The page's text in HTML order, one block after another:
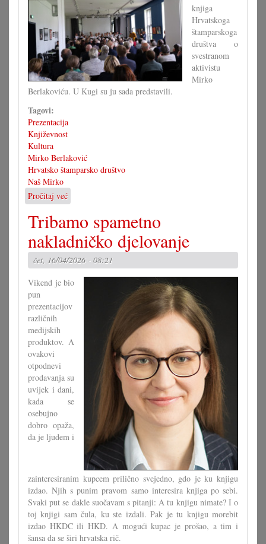
knjiga
Hrvatskoga
štamparskoga
društva o
svestranom
aktivistu
Mirko
Berlakoviću. U Kugi su ju sada predstavili.
Tagovi:
Prezentacija
Književnost
Kultura
Mirko Berlaković
Hrvatsko štamparsko društvo
Naš Mirko
Pročitaj već
Prezentiran
„Naš
Mirko”
Tribamo spametno
nakladničko djelovanje
čet, 16/04/2026 - 08:21
Vikend je bio
pun
prezentacijov
različnih
medijskih
produktov. A
ovakovi
otpodnevi
prodavanja su
uvijek i dani,
kada se
osebujno
dobro opaža,
da je ljudem i
zainteresiranim kupcem prilično svejedno, gdo je ku knjigu
izdao. Njih s punim pravom samo interesira knjiga po sebi.
Svaki put se dakle suočavam s pitanji: A tu knjigu nimate? I o
toj knjigi sam čula, ku ste izdali. Pak je tu knjigu morebit
izdao HKDC ili HKD. A mogući kupac je prošao, a tim i
šansa da se širi hrvatska rič.